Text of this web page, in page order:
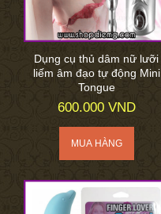
Dụng cụ thủ dâm nữ lưỡi
liếm âm đạo tự động Mini
Tongue
600.000 VND